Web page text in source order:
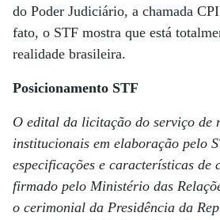
do Poder Judiciário, a chamada
fato, o STF mostra que está
realidade brasileira.
Posicionamento STF
O edital da licitação do serviço de
institucionais em elaboração pelo
especificações e características de
firmado pelo Ministério das
o cerimonial da Presidência da